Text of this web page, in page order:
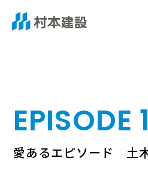
EPISODE
愛あるエピソード 土